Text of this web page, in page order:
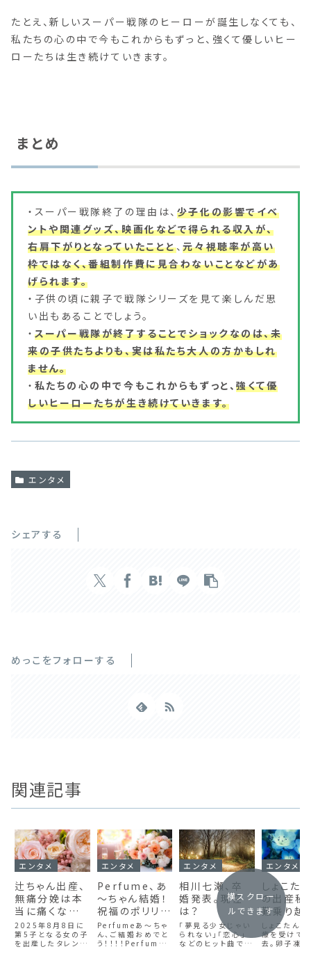
たとえ、新しいスーパー戦隊のヒーローが誕生しなくても、
私たちの心の中で今もこれからもずっと、強くて優しいヒー
ローたちは生き続けていきます。
まとめ
・スーパー戦隊終了の理由は、 少子化の影響でイベ
ントや関連グッズ、映画化などで得られる収入が、
右肩下がりとなっていたことと、元々視聴率が高い
枠ではなく、番組制作費に見合わないことなどがあ
げられます。
・子供の頃に親子で戦隊シリーズを見て楽しんだ思
い出もあることでしょう。
・ スーパー戦隊が終了することでショックなのは、未
来の子供たちよりも、実は私たち大人の方かもしれ
ません。
・ 私たちの心の中で今もこれからもずっと、強くて優
しいヒーローたちが生き続けていきます。
エンタメ
シェアする
めっこをフォローする
関連記事
エンタメ
辻ちゃん出産、
無痛分娩は本
当に痛くない
の？産後の経
過は順調？
2025年8月8日に
第5子となる女の子
を出産したタレント
エンタメ
Perfume、あ
～ちゃん結婚！
祝福のポリリズ
ム！
Perfumeあ～ちゃ
ん、ご結婚おめでと
う！！！！Perfume
エンタメ
相川七瀬、卒
婚発表。現在
は？
「夢見る少女じゃい
られない」「恋心」
などのヒット曲で知
エンタメ
しょこた
の出産秘
難乗り越
敵な双子
マに！
しょこたん、
療を受けて
去。卵子凍結
横スクロー
ルできます